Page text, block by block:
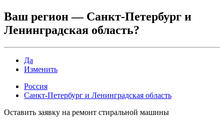
Ваш регион — Санкт-Петербург и
Ленинградская область?
Да
Изменить
Россия
Санкт-Петербург и Ленинградская область
Оставить заявку на ремонт стиральной машины